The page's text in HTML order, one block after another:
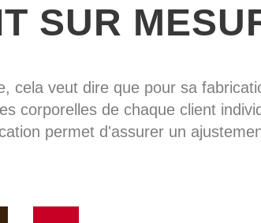
SUR
cela veut dire que pour sa
corporelles de chaque client
permet d'assurer un